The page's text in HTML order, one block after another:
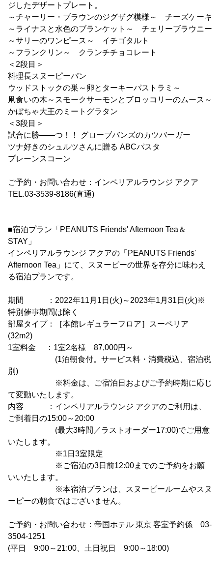
ジしたデザートプレート。
～チャーリー・ブラウンのジグザグ模様～ チーズケーキ
～ライナスと水色のブランケット～ チェリーブラウニー
～サリーのワンピース～ イチゴタルト
～フランクリン～ クランチチョコレート
＜2段目＞
料理長スヌーピーパン
ウッドストックの巣～卵とターキーパストラミ～
凧食いの木～スモークサーモンとブロッコリーのムース～
かぼちゃ大王のミートグラタン
＜3段目＞
試合に勝――つ！！ グローブバンズのカツバーガー
ツナ好きのシュルツさんに贈る ABCパスタ
プレーンスコーン
ご予約・お問い合わせ：インペリアルラウンジ アクア
TEL.03-3539-8186(直通)
■宿泊プラン「PEANUTS Friends' Afternoon Tea＆
STAY」
インペリアルラウンジ アクアの「PEANUTS Friends'
Afternoon Tea」にて、スヌーピーの世界を存分に味わえ
る宿泊プランです。
期間 ：2022年11月1日(火)～2023年1月31日(火)※
特別催事期間は除く
部屋タイプ：［本館レギュラーフロア］スーペリア
(32m2)
1室料金 ：1室2名様 87,000円～
(1泊朝食付。サービス料・消費税込、宿泊税
別)
※料金は、ご宿泊日およびご予約時期に応じ
て変動いたします。
内容 ：インペリアルラウンジ アクアのご利用は、
ご到着日の15:00～20:00
(最大3時間／ラストオーダー17:00)でご用意
いたします。
※1日3室限定
※ご宿泊の3日前12:00までのご予約をお願
いいたします。
※本宿泊プランは、スヌーピールームやスヌ
ーピーの朝食ではございません。
ご予約・お問い合わせ：帝国ホテル 東京 客室予約係 03-
3504-1251
(平日 9:00～21:00、土日祝日 9:00～18:00)